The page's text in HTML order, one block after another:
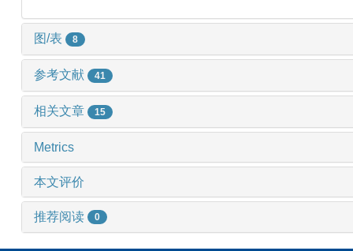
图/表 8
参考文献 41
相关文章 15
Metrics
本文评价
推荐阅读 0